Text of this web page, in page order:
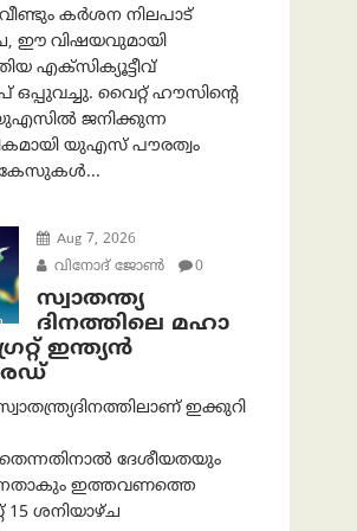
കർശന നിലപാട്
ഈ വിഷയവുമായി
എക്സിക്യൂട്ടീവ്
ഒപ്പുവച്ചു. വൈറ്റ് ഹൗസിന്റെ
ജനിക്കുന്ന
യുഎസ് പൗരത്വം
കേസുകൾ...
Aug 7, 2026
വിനോദ് ജോൺ
0
സ്വാതന്ത്യ
ദിനത്തിലെ മഹാ
ഇന്ത്യൻ
ഇക്കുറി
ദേശീയതയും
ഇത്തവണത്തെ
ശനിയാഴ്ച